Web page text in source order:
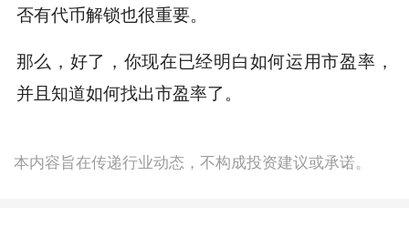
否有代币解锁也很重要。
那么，好了，你现在已经明白如何运用市盈率，
并且知道如何找出市盈率了。
本内容旨在传递行业动态，不构成投资建议或承诺。